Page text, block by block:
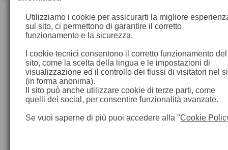
Utilizziamo i cookie per assicurarti la migliore
sul sito, ci permettono di garantire il corretto
funzionamento e la sicurezza.
I cookie tecnici consentono il corretto funzionamento del
sito, come la scelta della lingua e le impostazioni di
visualizzazione ed il controllo dei flussi di visitatori nel
(in forma anonima).
Il sito può anche utilizzare cookie di terze parti, come
quelli dei social, per consentire funzionalità avanzate.
Se vuoi saperne di più puoi accedere alla "Cookie